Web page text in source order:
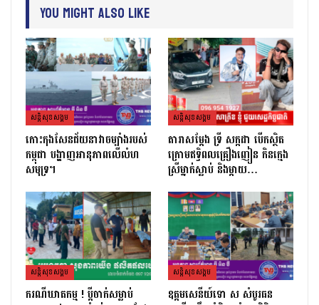
You Might Also Like
សន្តិសុខសង្គម
កោះកុងសែនជ័យនាវាចម្បាំងរបស់
កម្ពុជា បង្ហាញអានុភាពលើលំហ
សមុទ្រ។
សន្តិសុខសង្គម
តារាសម្ដែង ទ្រី សក្កដា បើកស្ថិត
ក្រោមឥទ្ធិពលគ្រឿងញៀន កិនក្មេង
ស្រីម្នាក់ស្លាប់ និងម្ដាយ…
សន្តិសុខសង្គម
ករណីឃាតកម្ម ! ប្ដីចាក់សម្លាប់
សន្តិសុខសង្គម
ឧត្តមសេនីយ៍ទោ ស សំបូរធន